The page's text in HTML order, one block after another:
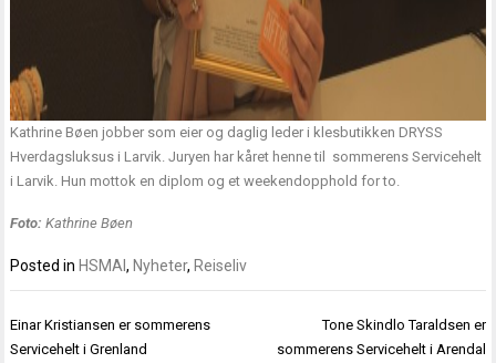
Kathrine Bøen jobber som eier og daglig leder i klesbutikken DRYSS
Hverdagsluksus i Larvik. Juryen har kåret henne til sommerens Servicehelt
i Larvik. Hun mottok en diplom og et weekendopphold for to.
Foto:Kathrine Bøen
Posted in HSMAI, Nyheter, Reiseliv
Innleggsnavigasjon
Einar Kristiansen er sommerens
Servicehelt i Grenland
Tone Skindlo Taraldsen er
sommerens Servicehelt i Arendal